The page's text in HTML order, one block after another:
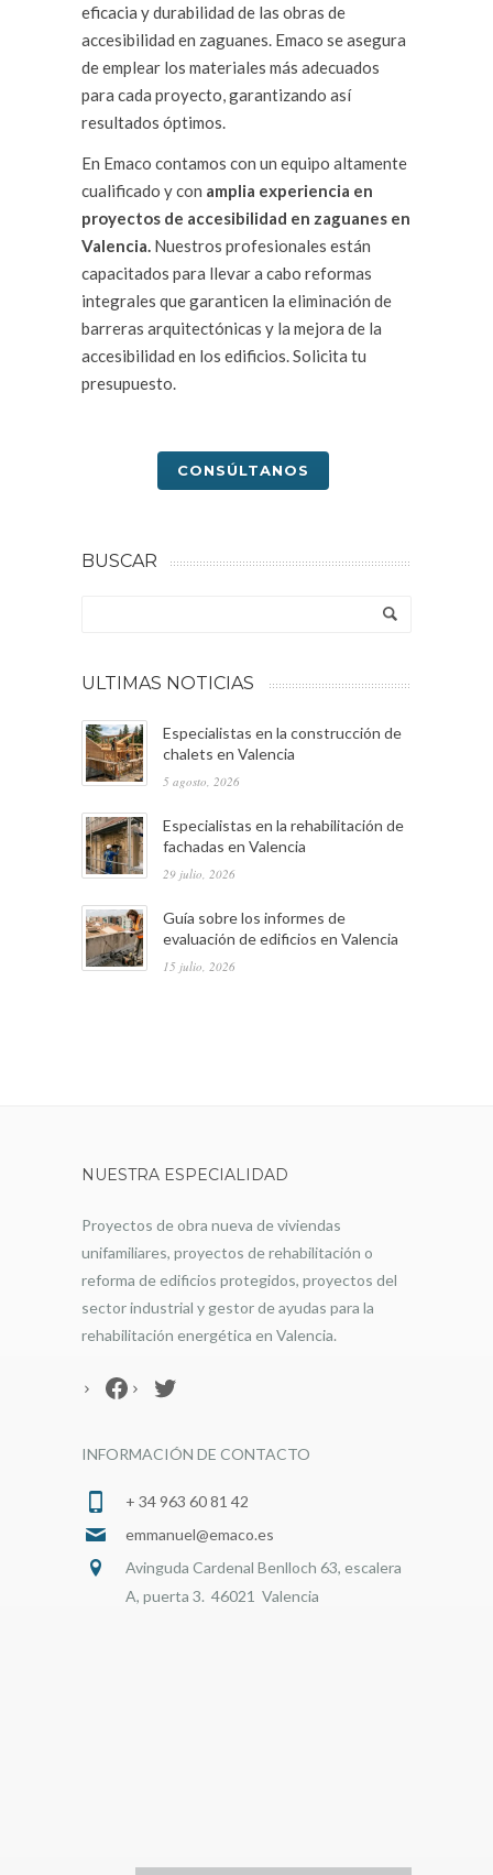
eficacia y durabilidad de las obras de
accesibilidad en zaguanes. Emaco se asegura
de emplear los materiales más adecuados
para cada proyecto, garantizando así
resultados óptimos.
En Emaco contamos con un equipo altamente
cualificado y con amplia experiencia en
proyectos de accesibilidad en zaguanes en
Valencia. Nuestros profesionales están
capacitados para llevar a cabo reformas
integrales que garanticen la eliminación de
barreras arquitectónicas y la mejora de la
accesibilidad en los edificios. Solicita tu
presupuesto.
CONSÚLTANOS
BUSCAR
ULTIMAS NOTICIAS
Especialistas en la construcción de
chalets en Valencia
5 agosto, 2026
Especialistas en la rehabilitación de
fachadas en Valencia
29 julio, 2026
Guía sobre los informes de
evaluación de edificios en Valencia
15 julio, 2026
NUESTRA ESPECIALIDAD
Proyectos de obra nueva de viviendas
unifamiliares, proyectos de rehabilitación o
reforma de edificios protegidos, proyectos del
sector industrial y gestor de ayudas para la
rehabilitación energética en Valencia.
Facebook
Twitter
INFORMACIÓN DE CONTACTO
+ 34 963 60 81 42
emmanuel@emaco.es
Avinguda Cardenal Benlloch 63, escalera
A, puerta 3. 46021 Valencia